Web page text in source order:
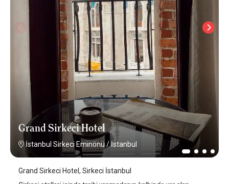
Grand Sirkeci Hotel
İstanbul Sirkeci Eminönü/İstanbul
Grand Sirkeci Hotel, Sirkeci İstanbul